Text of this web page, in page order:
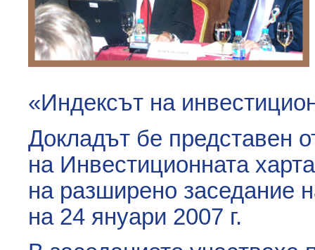
«Индексът на
Докладът бе представен
на Инвестиционната
на разширено заседание
на 24 януари 2007 г.